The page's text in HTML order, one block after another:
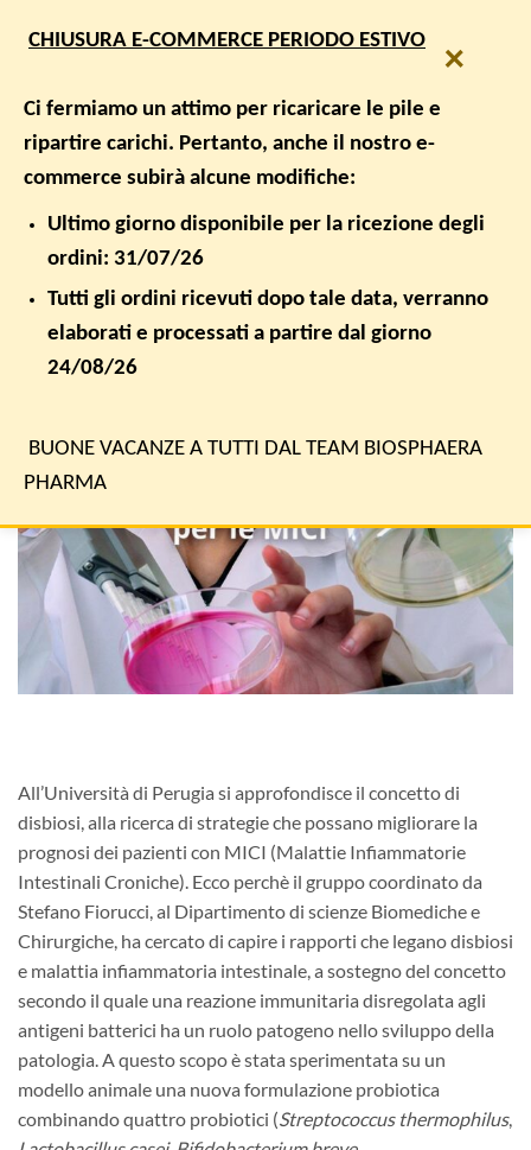
BENESSERE, BENESSERE INTESTINALE, INTESTINO E FLORA
Vecchie conferme e nuovi probiotici per
la terapia della IBD
PUBBLICATO IL2 OTTOBRE 2021DA BIOSPHAERA PHARMA
All’Università di Perugia si approfondisce il concetto di
disbiosi, alla ricerca di strategie che possano migliorare la
prognosi dei pazienti con MICI (Malattie Infiammatorie
Intestinali Croniche). Ecco perchè il gruppo coordinato da
Stefano Fiorucci, al Dipartimento di scienze Biomediche e
Chirurgiche, ha cercato di capire i rapporti che legano disbiosi
e malattia infiammatoria intestinale, a sostegno del concetto
secondo il quale una reazione immunitaria disregolata agli
antigeni batterici ha un ruolo patogeno nello sviluppo della
patologia. A questo scopo è stata sperimentata su un
modello animale una nuova formulazione probiotica
combinando quattro probiotici (Streptococcus thermophilus,
×
CHIUSURA E-COMMERCE PERIODO ESTIVO
Ci fermiamo un attimo per ricaricare le pile e
ripartire carichi. Pertanto, anche il nostro e-
commerce subirà alcune modifiche:
Ultimo giorno disponibile per la ricezione degli
ordini: 31/07/26
Tutti gli ordini ricevuti dopo tale data, verranno
elaborati e processati a partire dal giorno
24/08/26
BUONE VACANZE A TUTTI DAL TEAM BIOSPHAERA
PHARMA